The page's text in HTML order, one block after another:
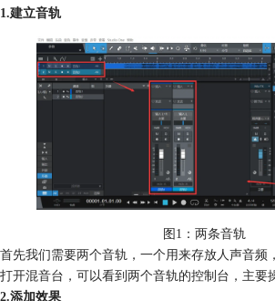
1.建立音轨
图1：两条音轨
首先我们需要两个音轨，一个用来存放人声音频
打开混音台，可以看到两个音轨的控制台，主要
2.添加效果